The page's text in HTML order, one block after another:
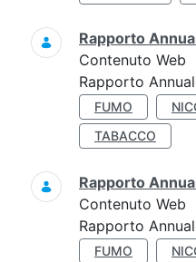
Rapporto
Contenuto Web
Rapporto
FUMO
TABACCO
Rapporto
Contenuto Web
Rapporto
FUMO